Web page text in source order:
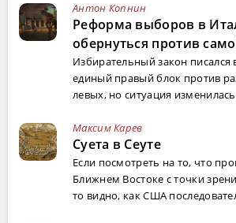
Антон Копнин
Реформа выборов в
обернуться против
Избирательный закон писался
единый правый блок против
левых, но ситуация изменилась
Максим Карев
Суета в Сеуте
Если посмотреть на то, что
Ближнем Востоке с точки
то видно, как США